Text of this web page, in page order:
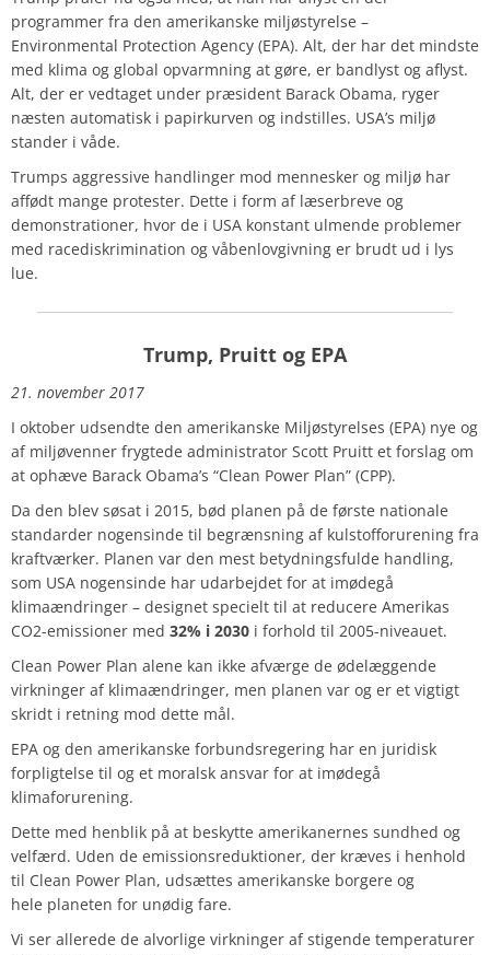
programmer fra den amerikanske miljøstyrelse –
Environmental Protection Agency (EPA). Alt, der har det mindste
med klima og global opvarmning at gøre, er bandlyst og aflyst.
Alt, der er vedtaget under præsident Barack Obama, ryger
næsten automatisk i papirkurven og indstilles. USA’s miljø
stander i våde.
Trumps aggressive handlinger mod mennesker og miljø har
affødt mange protester. Dette i form af læserbreve og
demonstrationer, hvor de i USA konstant ulmende problemer
med racediskrimination og våbenlovgivning er brudt ud i lys
lue.
Trump, Pruitt og EPA
21. november 2017
I oktober udsendte den amerikanske Miljøstyrelses (EPA) nye og
af miljøvenner frygtede administrator Scott Pruitt et forslag om
at ophæve Barack Obama’s “Clean Power Plan” (CPP).
Da den blev søsat i 2015, bød planen på de første nationale
standarder nogensinde til begrænsning af kulstofforurening fra
kraftværker. Planen var den mest betydningsfulde handling,
som USA nogensinde har udarbejdet for at imødegå
klimaændringer – designet specielt til at reducere Amerikas
CO2-emissioner med 32% i 2030 i forhold til 2005-niveauet.
Clean Power Plan alene kan ikke afværge de ødelæggende
virkninger af klimaændringer, men planen var og er et vigtigt
skridt i retning mod dette mål.
EPA og den amerikanske forbundsregering har en juridisk
forpligtelse til og et moralsk ansvar for at imødegå
klimaforurening.
Dette med henblik på at beskytte amerikanernes sundhed og
velfærd. Uden de emissionsreduktioner, der kræves i henhold
til Clean Power Plan, udsættes amerikanske borgere og
hele planeten for unødig fare.
Vi ser allerede de alvorlige virkninger af stigende temperaturer